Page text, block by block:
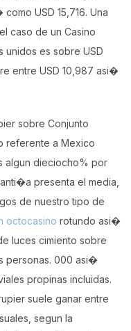
USD 15,716. Una
caso de un Casino
unidos es sobre USD
entre USD 10,987 asi�
sobre Conjunto
referente a Mexico
algun dieciocho% por
presenta el media,
de nuestro tipo de
octocasino rotundo asi�
luces cimiento sobre
personas. 000 asi�
propinas incluidas.
suele ganar entre
segun la